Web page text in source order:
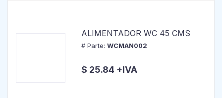
ALIMENTADOR WC 45 CMS
# Parte: WCMAN002
$ 25.84 +IVA